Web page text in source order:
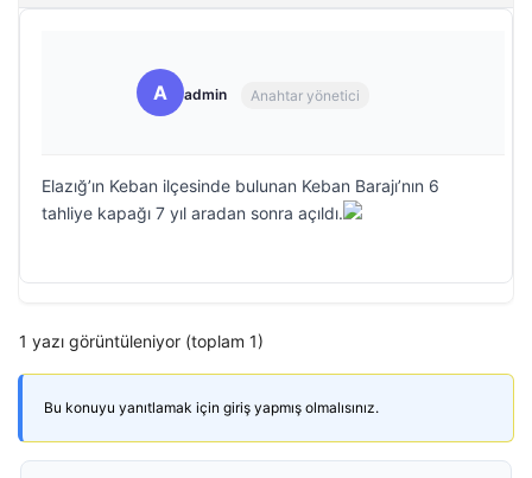
A admin Anahtar yönetici
Elazığ’ın Keban ilçesinde bulunan Keban Barajı’nın 6
tahliye kapağı 7 yıl aradan sonra açıldı.
1 yazı görüntüleniyor (toplam 1)
Bu konuyu yanıtlamak için giriş yapmış olmalısınız.